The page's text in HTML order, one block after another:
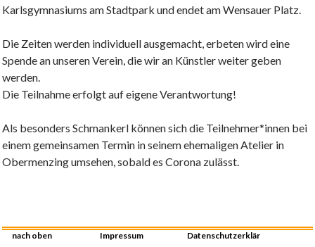
Karlsgymnasiums am Stadtpark und endet am Wensauer Platz.
Die Zeiten werden individuell ausgemacht, erbeten wird eine
Spende an unseren Verein, die wir an Künstler weiter geben
werden.
Die Teilnahme erfolgt auf eigene Verantwortung!
Als besonders Schmankerl können sich die Teilnehmer*innen bei
einem gemeinsamen Termin in seinem ehemaligen Atelier in
Obermenzing umsehen, sobald es Corona zulässt.
nach oben Impressum
Datenschutzerklär